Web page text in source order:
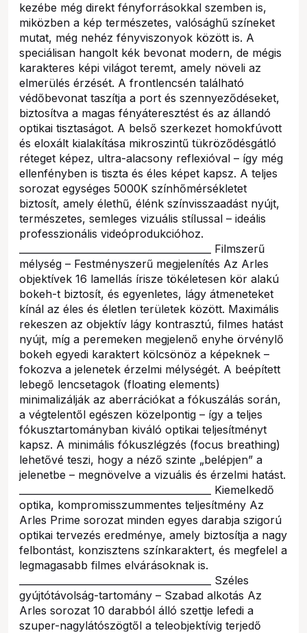
kezébe még direkt fényforrásokkal szemben is,
miközben a kép természetes, valósághű színeket
mutat, még nehéz fényviszonyok között is. A
speciálisan hangolt kék bevonat modern, de mégis
karakteres képi világot teremt, amely növeli az
elmerülés érzését. A frontlencsén található
védőbevonat taszítja a port és szennyeződéseket,
biztosítva a magas fényáteresztést és az állandó
optikai tisztaságot. A belső szerkezet homokfúvott
és eloxált kialakítása mikroszintű tükröződésgátló
réteget képez, ultra-alacsony reflexióval – így még
ellenfényben is tiszta és éles képet kapsz. A teljes
sorozat egységes 5000K színhőmérsékletet
biztosít, amely élethű, élénk színvisszaadást nyújt,
természetes, semleges vizuális stílussal – ideális
professzionális videóprodukcióhoz.
________________________________________ Filmszerű
mélység – Festményszerű megjelenítés Az Arles
objektívek 16 lamellás írisze tökéletesen kör alakú
bokeh-t biztosít, és egyenletes, lágy átmeneteket
kínál az éles és életlen területek között. Maximális
rekeszen az objektív lágy kontrasztú, filmes hatást
nyújt, míg a peremeken megjelenő enyhe örvénylő
bokeh egyedi karaktert kölcsönöz a képeknek –
fokozva a jelenetek érzelmi mélységét. A beépített
lebegő lencsetagok (floating elements)
minimalizálják az aberrációkat a fókuszálás során,
a végtelentől egészen közelpontig – így a teljes
fókusztartományban kiváló optikai teljesítményt
kapsz. A minimális fókuszlégzés (focus breathing)
lehetővé teszi, hogy a néző szinte „belépjen” a
jelenetbe – megnövelve a vizuális és érzelmi hatást.
________________________________________ Kiemelkedő
optika, kompromisszummentes teljesítmény Az
Arles Prime sorozat minden egyes darabja szigorú
optikai tervezés eredménye, amely biztosítja a nagy
felbontást, konzisztens színkaraktert, és megfelel a
legmagasabb filmes elvárásoknak is.
________________________________________ Széles
gyújtótávolság-tartomány – Szabad alkotás Az
Arles sorozat 10 darabból álló szettje lefedi a
szuper-nagylátószögtől a teleobjektívig terjedő